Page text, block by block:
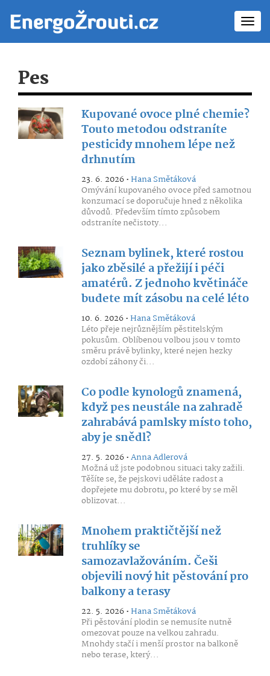
Pes
Kupované ovoce plné chemie?
Touto metodou odstraníte
pesticidy mnohem lépe než
drhnutím
23. 6. 2026 •Hana Smětáková
Omývání kupovaného ovoce před samotnou
konzumací se doporučuje hned z několika
důvodů. Především tímto způsobem
odstraníte nečistoty...
Seznam bylinek, které rostou
jako zběsilé a přežijí i péči
amatérů. Z jednoho květináče
budete mít zásobu na celé léto
10. 6. 2026 •Hana Smětáková
Léto přeje nejrůznějším pěstitelským
pokusům. Oblíbenou volbou jsou v tomto
směru právě bylinky, které nejen hezky
ozdobí záhony či...
Co podle kynologů znamená,
když pes neustále na zahradě
zahrabává pamlsky místo toho,
aby je snědl?
27. 5. 2026 •Anna Adlerová
Možná už jste podobnou situaci taky zažili.
Těšíte se, že pejskovi uděláte radost a
dopřejete mu dobrotu, po které by se měl
oblizovat...
Mnohem praktičtější než
truhlíky se
samozavlažováním. Češi
objevili nový hit pěstování pro
balkony a terasy
22. 5. 2026 •Hana Smětáková
Při pěstování plodin se nemusíte nutně
omezovat pouze na velkou zahradu.
Mnohdy stačí i menší prostor na balkoně
nebo terase, který...